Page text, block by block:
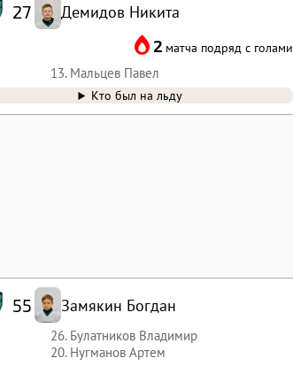
55 Замякин Богдан
26. Булатников Владимир
20. Нугманов Артем
27 Демидов Никита
2 матча подряд с голами
13. Мальцев Павел
Кто был на льду